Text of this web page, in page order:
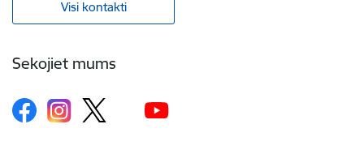
Visi kontakti
Sekojiet mums